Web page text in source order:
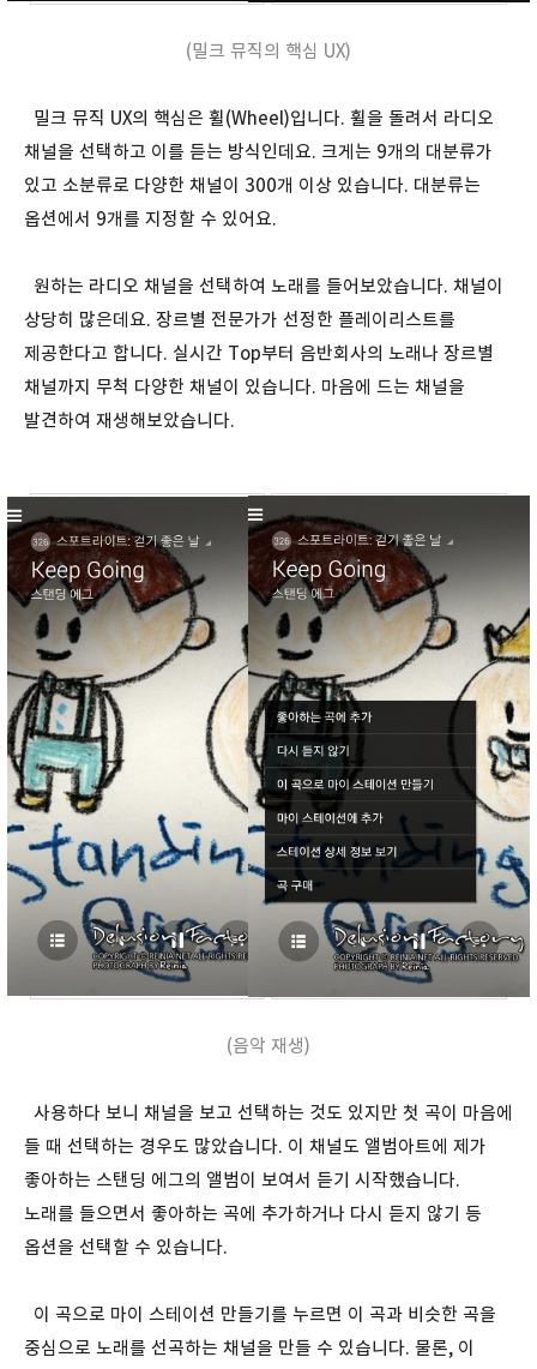
(밀크 뮤직의 핵심 UX)
밀크 뮤직 UX의 핵심은 휠(Wheel)입니다. 휠을 돌려서 라디오
채널을 선택하고 이를 듣는 방식인데요. 크게는 9개의 대분류가
있고 소분류로 다양한 채널이 300개 이상 있습니다. 대분류는
옵션에서 9개를 지정할 수 있어요.
원하는 라디오 채널을 선택하여 노래를 들어보았습니다. 채널이
상당히 많은데요. 장르별 전문가가 선정한 플레이리스트를
제공한다고 합니다. 실시간 Top부터 음반회사의 노래나 장르별
채널까지 무척 다양한 채널이 있습니다. 마음에 드는 채널을
발견하여 재생해보았습니다.
(음악 재생)
사용하다 보니 채널을 보고 선택하는 것도 있지만 첫 곡이 마음에
들 때 선택하는 경우도 많았습니다. 이 채널도 앨범아트에 제가
좋아하는 스탠딩 에그의 앨범이 보여서 듣기 시작했습니다.
노래를 들으면서 좋아하는 곡에 추가하거나 다시 듣지 않기 등
옵션을 선택할 수 있습니다.
이 곡으로 마이 스테이션 만들기를 누르면 이 곡과 비슷한 곡을
중심으로 노래를 선곡하는 채널을 만들 수 있습니다. 물론, 이